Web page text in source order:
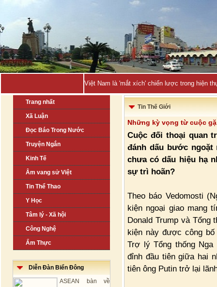
Việt Nam là 'mắt xích' chiến lược trong hiện
Trang nhất
Xã Luận
Đọc Báo Trong Nước
Truyện Ngắn
Kinh Tế
Âm vang sử Việt
Tin Thể Thao
Y Học
Tâm lý - Xã hội
Công Nghệ
Ẩm Thực
Diễn Đàn Biển Đông
ASEAN bàn về
Tin Thế Giới
Những kỳ vọng từ cuộc
Cuộc đối thoại quan
đánh dấu bước ngoặt
chưa có dấu hiệu hạ
sự trì hoãn?
Theo báo Vedomosti
kiện ngoại giao mang
Donald Trump và Tổng
kiện này được công
Trợ lý Tổng thống
đỉnh đầu tiên giữa hai
tiên ông Putin trở lại